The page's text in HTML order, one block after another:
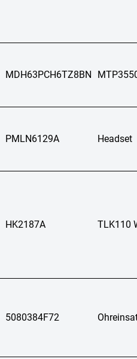
MDH63PCH6TZ8BN
PMLN6129A Headset
HK2187A TLK110
5080384F72